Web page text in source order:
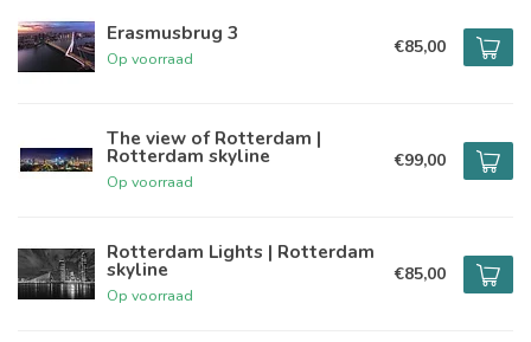
Erasmusbrug 3
Op voorraad
€85,00
The view of Rotterdam |
Rotterdam skyline
Op voorraad
€99,00
Rotterdam Lights | Rotterdam
skyline
Op voorraad
€85,00